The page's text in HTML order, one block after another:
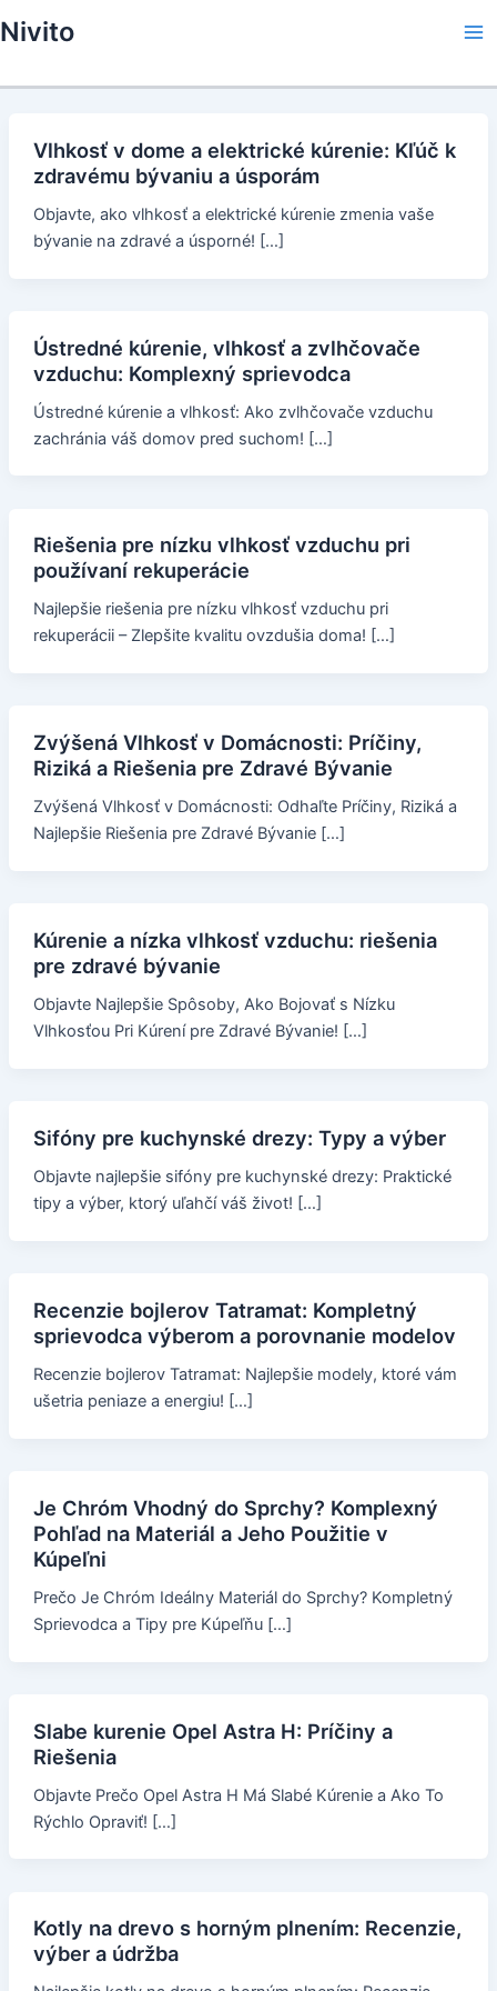
to
Nivito
Vlhkosť v dome a elektrické kúrenie: Kľúč k
zdravému bývaniu a úsporám
Objavte, ako vlhkosť a elektrické kúrenie zmenia vaše
bývanie na zdravé a úsporné! […]
Ústredné kúrenie, vlhkosť a zvlhčovače
vzduchu: Komplexný sprievodca
Ústredné kúrenie a vlhkosť: Ako zvlhčovače vzduchu
zachránia váš domov pred suchom! […]
Riešenia pre nízku vlhkosť vzduchu pri
používaní rekuperácie
Najlepšie riešenia pre nízku vlhkosť vzduchu pri
rekuperácii – Zlepšite kvalitu ovzdušia doma! […]
Zvýšená Vlhkosť v Domácnosti: Príčiny,
Riziká a Riešenia pre Zdravé Bývanie
Zvýšená Vlhkosť v Domácnosti: Odhaľte Príčiny, Riziká a
Najlepšie Riešenia pre Zdravé Bývanie […]
Kúrenie a nízka vlhkosť vzduchu: riešenia
pre zdravé bývanie
Objavte Najlepšie Spôsoby, Ako Bojovať s Nízku
Vlhkosťou Pri Kúrení pre Zdravé Bývanie! […]
Sifóny pre kuchynské drezy: Typy a výber
Objavte najlepšie sifóny pre kuchynské drezy: Praktické
tipy a výber, ktorý uľahčí váš život! […]
Recenzie bojlerov Tatramat: Kompletný
sprievodca výberom a porovnanie modelov
Recenzie bojlerov Tatramat: Najlepšie modely, ktoré vám
ušetria peniaze a energiu! […]
Je Chróm Vhodný do Sprchy? Komplexný
Pohľad na Materiál a Jeho Použitie v
Kúpeľni
Prečo Je Chróm Ideálny Materiál do Sprchy? Kompletný
Sprievodca a Tipy pre Kúpeľňu […]
Slabe kurenie Opel Astra H: Príčiny a
Riešenia
Objavte Prečo Opel Astra H Má Slabé Kúrenie a Ako To
Rýchlo Opraviť! […]
Kotly na drevo s horným plnením: Recenzie,
výber a údržba